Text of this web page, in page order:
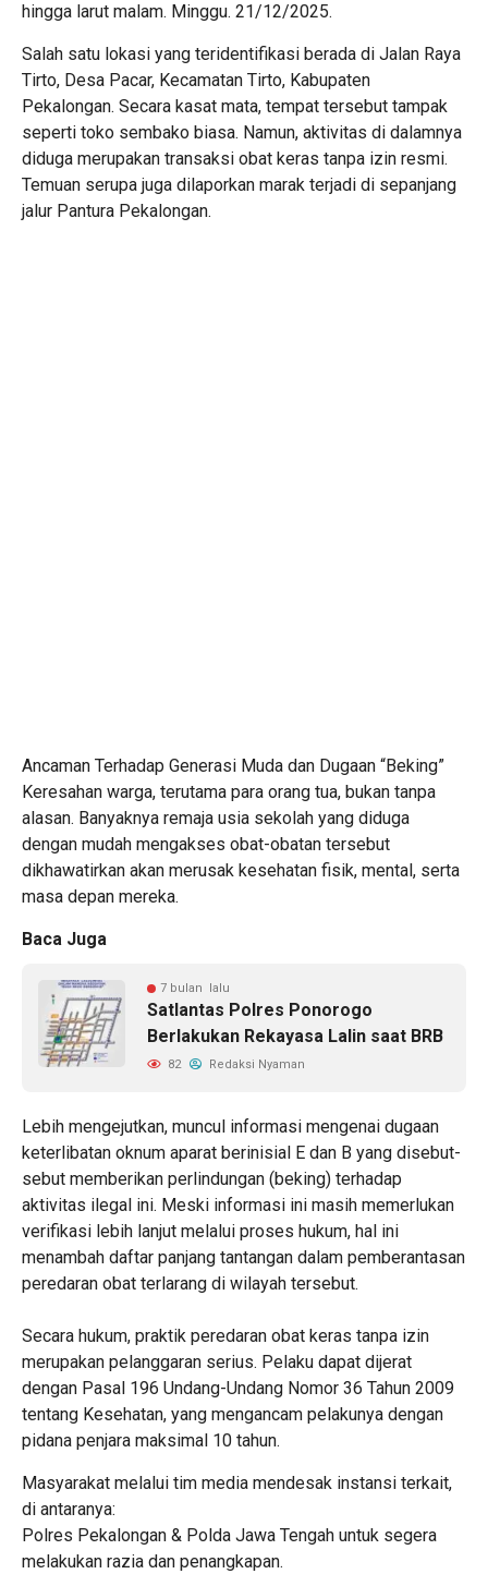
hingga larut malam. Minggu. 21/12/2025.
​Salah satu lokasi yang teridentifikasi berada di Jalan Raya
Tirto, Desa Pacar, Kecamatan Tirto, Kabupaten
Pekalongan. Secara kasat mata, tempat tersebut tampak
seperti toko sembako biasa. Namun, aktivitas di dalamnya
diduga merupakan transaksi obat keras tanpa izin resmi.
Temuan serupa juga dilaporkan marak terjadi di sepanjang
jalur Pantura Pekalongan.
​Ancaman Terhadap Generasi Muda dan Dugaan “Beking” ​
Keresahan warga, terutama para orang tua, bukan tanpa
alasan. Banyaknya remaja usia sekolah yang diduga
dengan mudah mengakses obat-obatan tersebut
dikhawatirkan akan merusak kesehatan fisik, mental, serta
masa depan mereka.
Baca Juga
7 bulan lalu
Satlantas Polres Ponorogo
Berlakukan Rekayasa Lalin saat BRB
82 Redaksi Nyaman
​Lebih mengejutkan, muncul informasi mengenai dugaan
keterlibatan oknum aparat berinisial E dan B yang disebut-
sebut memberikan perlindungan (beking) terhadap
aktivitas ilegal ini. Meski informasi ini masih memerlukan
verifikasi lebih lanjut melalui proses hukum, hal ini
menambah daftar panjang tantangan dalam pemberantasan
peredaran obat terlarang di wilayah tersebut.
​Secara hukum, praktik peredaran obat keras tanpa izin
merupakan pelanggaran serius. Pelaku dapat dijerat
dengan Pasal 196 Undang-Undang Nomor 36 Tahun 2009
tentang Kesehatan, yang mengancam pelakunya dengan
pidana penjara maksimal 10 tahun.
​Masyarakat melalui tim media mendesak instansi terkait,
di antaranya:
​Polres Pekalongan & Polda Jawa Tengah untuk segera
melakukan razia dan penangkapan.